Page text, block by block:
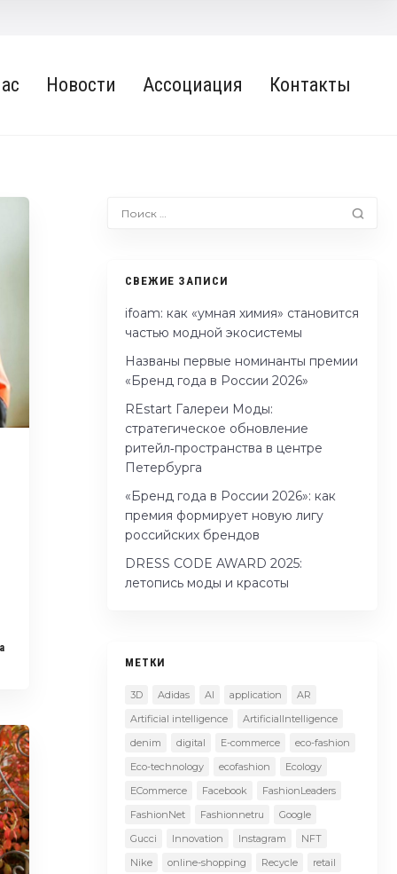
Новости Ассоциация Контакты
СВЕЖИЕ ЗАПИСИ
ifoam: как «умная химия» становится
частью модной экосистемы
Названы первые номинанты премии
«Бренд года в России 2026»
REstart Галереи Моды:
стратегическое обновление
ритейл‑пространства в центре
Петербурга
«Бренд года в России 2026»: как
премия формирует новую лигу
российских брендов
DRESS CODE AWARD 2025:
летопись моды и красоты
МЕТКИ
3D Adidas AI application
AR
Artificial intelligence
ArtificialIntelligence
denim
digital E-commerce
eco-fashion
Eco-technology
ecofashion
Ecology
ECommerce
Facebook
FashionLeaders
FashionNet
Fashionnetru
Google
Gucci
Innovation Instagram
NFT
Nike
online-shopping Recycle
retail